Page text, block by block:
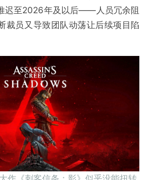
迟至2026年及以后——人员冗余阻
裁员又导致团队动荡让后续项目陷